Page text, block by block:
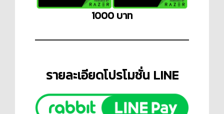
1000 บาท
รายละเอียดโปรโมชั่น LINE